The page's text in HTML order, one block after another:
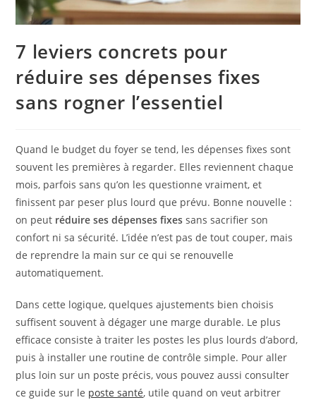
7 leviers concrets pour
réduire ses dépenses fixes
sans rogner l’essentiel
Quand le budget du foyer se tend, les dépenses fixes sont
souvent les premières à regarder. Elles reviennent chaque
mois, parfois sans qu’on les questionne vraiment, et
finissent par peser plus lourd que prévu. Bonne nouvelle :
on peut réduire ses dépenses fixes sans sacrifier son
confort ni sa sécurité. L’idée n’est pas de tout couper, mais
de reprendre la main sur ce qui se renouvelle
automatiquement.
Dans cette logique, quelques ajustements bien choisis
suffisent souvent à dégager une marge durable. Le plus
efficace consiste à traiter les postes les plus lourds d’abord,
puis à installer une routine de contrôle simple. Pour aller
plus loin sur un poste précis, vous pouvez aussi consulter
ce guide sur le poste santé, utile quand on veut arbitrer